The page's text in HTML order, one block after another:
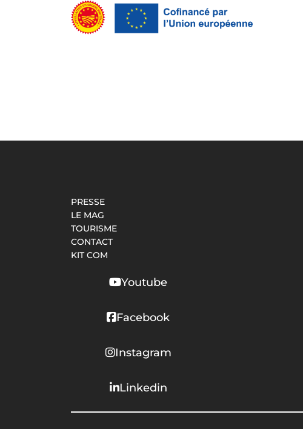
PRESSE
LE MAG
TOURISME
CONTACT
KIT COM
Youtube
Facebook
Instagram
Linkedin